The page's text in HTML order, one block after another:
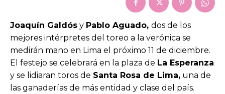
Joaquín Galdós y Pablo Aguado, dos de los
mejores intérpretes del toreo a la verónica se
medirán mano en Lima el próximo 11 de diciembre.
El festejo se celebrará en la plaza de La Esperanza
y se lidiaran toros de Santa Rosa de Lima, una de
las ganaderías de más entidad y clase del país.